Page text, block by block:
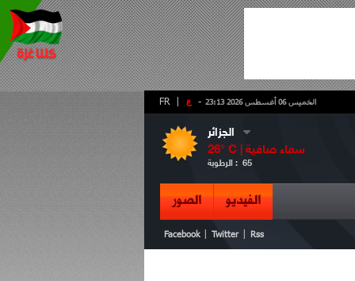
- ع FR الخميس 06 أغسطس 2026 23:13
الجزائر
26° C | سماء صافية
الرطوبة : 65
الفيديو الصور
Facebook Twitter Rss